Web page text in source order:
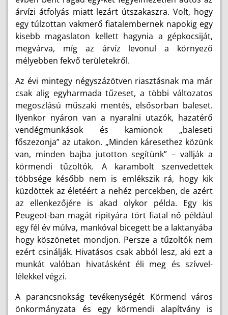
árvízi átfolyás miatt lezárt útszakaszra. Volt, hogy
egy túlzottan vakmerő fiatalembernek napokig egy
kisebb magaslaton kellett hagynia a gépkocsiját,
megvárva, míg az árvíz levonul a környező
mélyebben fekvő területekről.
Az évi mintegy négyszázötven riasztásnak ma már
csak alig egyharmada tűzeset, a többi változatos
megoszlású műszaki mentés, elsősorban baleset.
Ilyenkor nyáron van a nyaralni utazók, hazatérő
vendégmunkások és kamionok „baleseti
főszezonja” az utakon. „Minden káresethez közünk
van, minden bajba jutotton segítünk” – vallják a
körmendi tűzoltók. A karambolt szenvedettek
többsége később nem is emlékszik rá, hogy kik
küzdöttek az életéért a nehéz percekben, de azért
az ellenkezőjére is akad olykor példa. Egy kis
Peugeot-ban magát ripityára tört fiatal nő például
egy fél év múlva, mankóval bicegett be a laktanyába
hogy köszönetet mondjon. Persze a tűzoltók nem
ezért csinálják. Hivatásos csak abból lesz, aki ezt a
munkát valóban hivatásként éli meg és szívvel-
lélekkel végzi.
A parancsnokság tevékenységét Körmend város
önkormányzata és egy körmendi alapítvány is